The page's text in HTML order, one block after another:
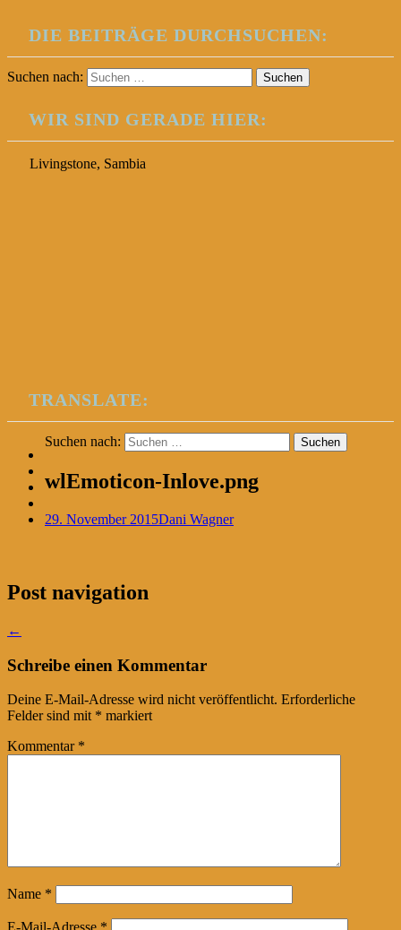
DIE BEITRÄGE DURCHSUCHEN:
Suchen nach:
WIR SIND GERADE HIER:
Livingstone, Sambia
TRANSLATE:
Suchen nach:
wlEmoticon-Inlove.png
29. November 2015Dani Wagner
Post navigation
←
Schreibe einen Kommentar
Deine E-Mail-Adresse wird nicht veröffentlicht. Erforderliche
Felder sind mit * markiert
Kommentar *
Name *